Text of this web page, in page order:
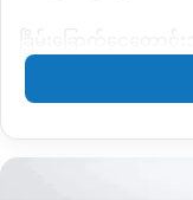
တောင်းနေပြီး ငွေ
ပြီး ခြိမ်းခြောက်
ဖားကန့်မှာ ပြီးခဲ့တဲ့လ